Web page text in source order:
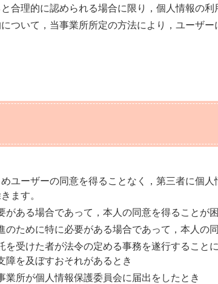
合理的に認められる場合に限り，個人情報の利
ついて，当事業所所定の方法により，ユーザ
ユーザーの同意を得ることなく，第三者に個
ます。
がある場合であって，本人の同意を得ることが
ために特に必要がある場合であって，本人の
を受けた者が法令の定める事務を遂行すること
障を及ぼすおそれがあるとき
所が個人情報保護委員会に届出をしたとき